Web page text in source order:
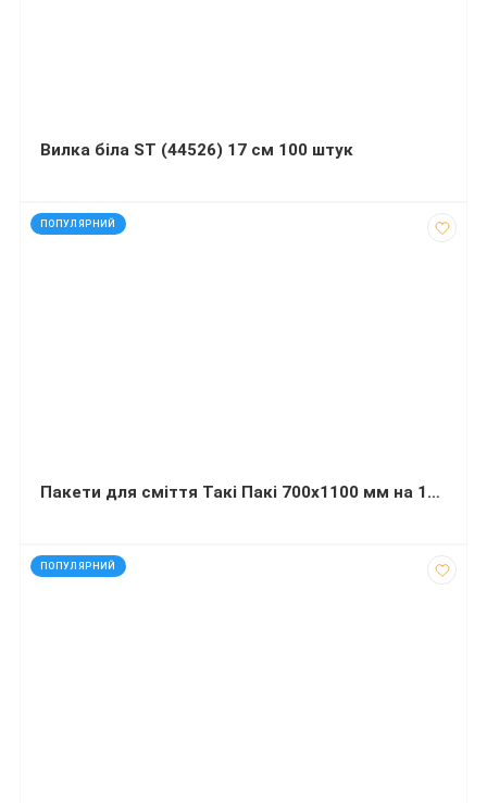
Вилка біла ST (44526) 17 см 100 штук
ПОПУЛЯРНИЙ
код: 20744
Пакети для сміття Такі Пакі 700х1100 мм на 120 літрів 20 штук
ПОПУЛЯРНИЙ
код: 91503